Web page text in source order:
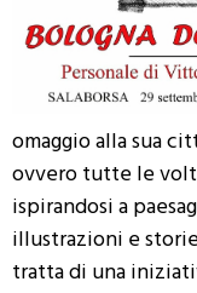
omaggio alla sua
ovvero tutte le
ispirandosi a
illustrazioni e
tratta di una